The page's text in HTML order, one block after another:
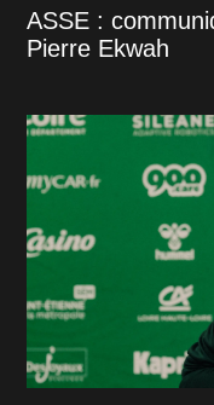
ASSE :
Pierre Ekwah